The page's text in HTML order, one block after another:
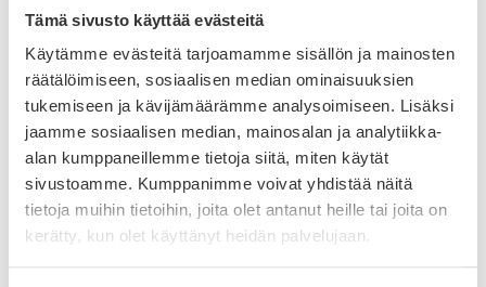
Tämä sivusto käyttää evästeitä
Käytämme evästeitä tarjoamamme sisällön ja mainosten
räätälöimiseen, sosiaalisen median ominaisuuksien
tukemiseen ja kävijämäärämme analysoimiseen. Lisäksi
jaamme sosiaalisen median, mainosalan ja analytiikka-
alan kumppaneillemme tietoja siitä, miten käytät
sivustoamme. Kumppanimme voivat yhdistää näitä
tietoja muihin tietoihin, joita olet antanut heille tai joita on
kerätty, kun olet käyttänyt heidän palvelujaan.
been difficult to utilize are now resources for new building
to our customers and partners, thus multiplying the
environmental benefit.
Built Environment Carbon Neutrality
Circular Economy Circular economy cluster
Energy Efficiency Green Building